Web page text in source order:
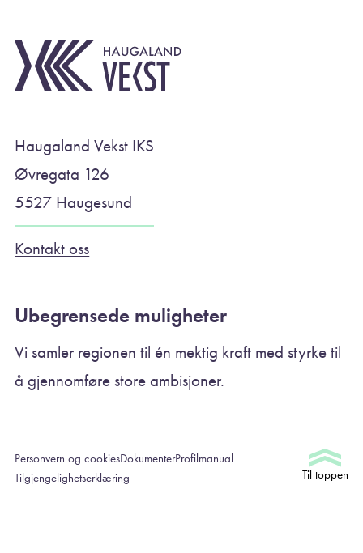
Haugaland Vekst IKS
Øvregata 126
5527 Haugesund
Kontakt oss
Ubegrensede muligheter
Vi samler regionen til én mektig kraft med styrke til
å gjennomføre store ambisjoner.
Personvern og cookiesDokumenterProfilmanual
Tilgjengelighetserklæring
Til toppen